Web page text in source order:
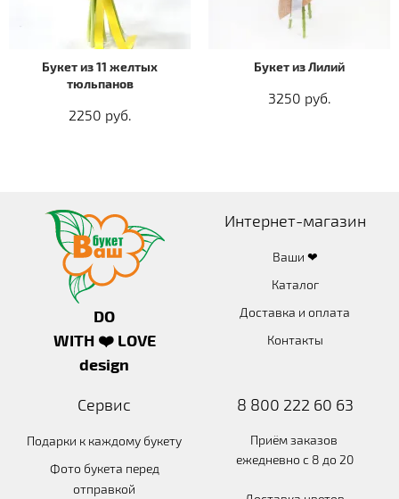
Букет из 11 желтых
тюльпанов
2250 руб.
Букет из Лилий
3250 руб.
DO
WITH ❤️ LOVE
design
Интернет-магазин
Ваши ❤
Каталог
Доставка и оплата
Контакты
Сервис
Подарки к каждому букету
Фото букета перед
отправкой
8 800 222 60 63
Приём заказов
ежедневно с 8 до 20